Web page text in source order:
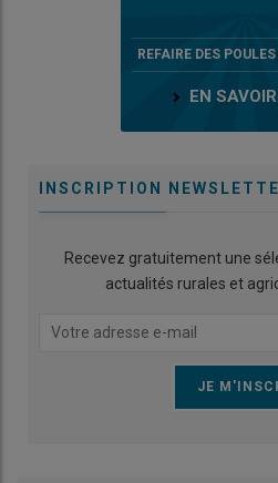
REFAIRE DES
EN
INSCRIPTION
Recevez gratuitement une
actualités rurales et